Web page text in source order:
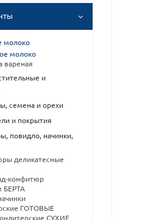
молоко
молоко
вареная
и
семена и орехи
и покрытия
повидло, начинки,
деликатесные
конфитюр
БЕРТА
ГОТОВЫЕ
СУХИЕ